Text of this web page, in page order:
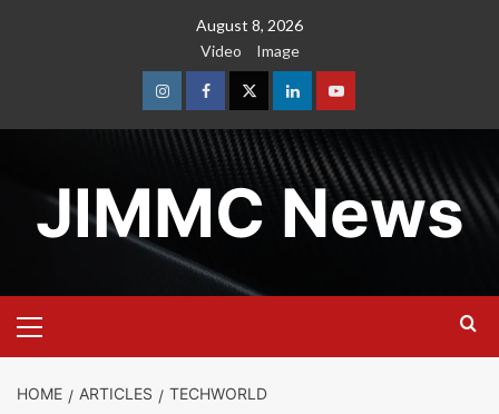
August 8, 2026
Video
Image
InstagramFacebookTwitterLinkedinYoutube
JIMMC News
Menu
HOME ARTICLES TECHWORLD